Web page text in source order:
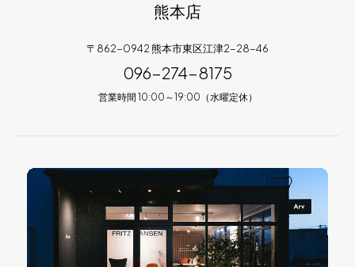
熊本店
〒862-0942 熊本市東区江津2-28-46
096-274-8175
営業時間 10:00～19:00（水曜定休）